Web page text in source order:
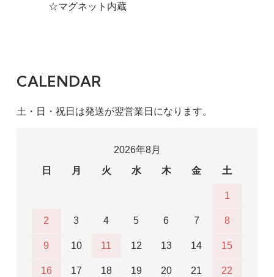
☆マグネット内蔵
CALENDAR
土・日・祝日は発送が翌営業日になります。
2026年8月
日
月 火 水 木 金 土
1
2 3 4 5 6 7 8
9 10 11 12 13 14 15
16 17 18 19 20 21 22